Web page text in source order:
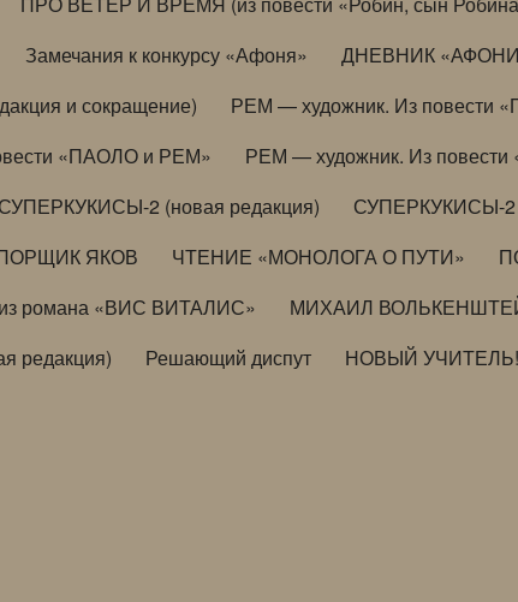
Замечания к конкурсу «Афоня» ДНЕВНИК
и сокращение)
РЕМ — художник. Из повести
«ПАОЛО и РЕМ»
РЕМ — художник. Из
СУПЕРКУКИСЫ-2 (новая редакция) СУПЕРКУКИСЫ-2
ЯКОВ ЧТЕНИЕ «МОНОЛОГА О ПУТИ»
романа «ВИС ВИТАЛИС»
МИХАИЛ
редакция)
Решающий диспут НОВЫЙ УЧИТЕЛЬ!